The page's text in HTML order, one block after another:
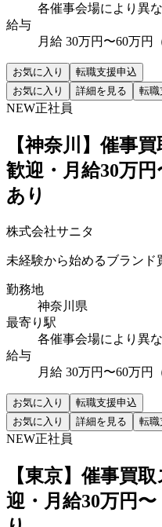
各催事会場により異
給与
月給 30万円〜60万円
お気に入り
転職支援申込
お気に入り
詳細を見る 転職
NEW正社員
【神奈川】催事
歓迎・月給30万
あり
株式会社サニタ
未経験から始めるブランド
勤務地
神奈川県
最寄り駅
各催事会場により異
給与
月給 30万円〜60万円
お気に入り
転職支援申込
お気に入り
詳細を見る 転職
NEW正社員
【東京】催事買
迎・月給30万円